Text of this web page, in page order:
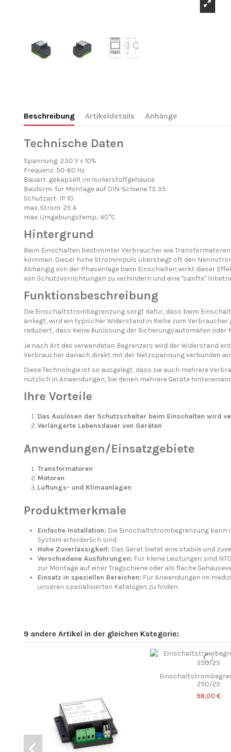
Beschreibung Artikeldetails Anhänge
Technische Daten
Spannung: 230 V ± 10%
Frequenz: 50-60 Hz
Bauart: gekapselt im Isolierstoffgehäuse
Bauform: für Montage auf DIN-Schiene TS 35
Schutzart: IP 10
max. Strom: 25 A
max. Umgebungstemp.: 40°C
Hintergrund
Beim Einschalten bestimmter Verbraucher wie
kommen. Dieser hohe Stromimpuls übersteigt oft den
Abhängig von der Phasenlage beim Einschalten wirkt dieser
von Schutzvorrichtungen zu verhindern und eine "sanfte"
Funktionsbeschreibung
Die Einschaltstrombegrenzung sorgt dafür, dass beim
anliegt, wird ein typischer Widerstand in Reihe zum
reduziert, dass keine Auslösung der Sicherungsautomaten
Je nach Art des verwendeten Begrenzers wird der Widerstand
Verbraucher danach direkt mit der Netzspannung verbunden
Diese Technologie ist so ausgelegt, dass sie auch mehrere
nützlich in Anwendungen, bei denen mehrere Geräte
Ihre Vorteile
Das Auslösen der Schutzschalter beim Einschalten wird
Verlängerte Lebensdauer von Geräten
Anwendungen/Einsatzgebiete
Transformatoren
Motoren
Lüftungs- und Klimaanlagen
Produktmerkmale
Einfache Installation: Die Einschaltstrombegrenzung kann
System erforderlich sind.
Hohe Zuverlässigkeit: Das Gerät bietet eine stabile und
Verschiedene Ausführungen: Für kleine Leistungen sind
zur Montage auf einer Tragschiene oder als flache
Einsatz in speziellen Bereichen: Für Anwendungen im
unseren spezialisierten Katalogen zu finden.
9 andere Artikel in der gleichen Kategorie:
250/25
98,00 €